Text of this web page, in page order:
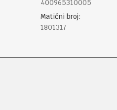
400965310005
Matični broj:
1801317